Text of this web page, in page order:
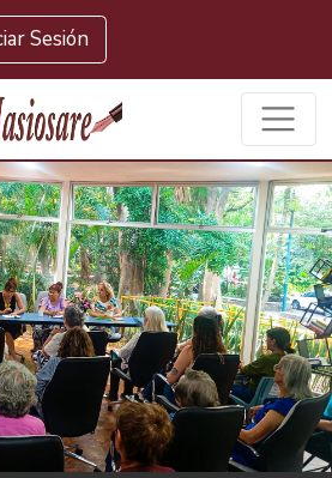
de noticias
Sesión